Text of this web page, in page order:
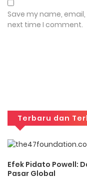
Save my name,
next time I comment.
Terbaru dan
Efek Pidato Powell:
Pasar Global